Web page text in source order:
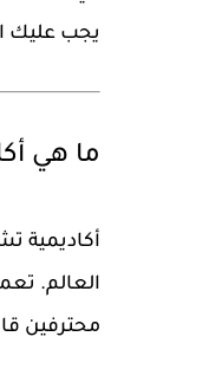
يجب عليك
ما هي
أكاديمية
العالم.
محترفين